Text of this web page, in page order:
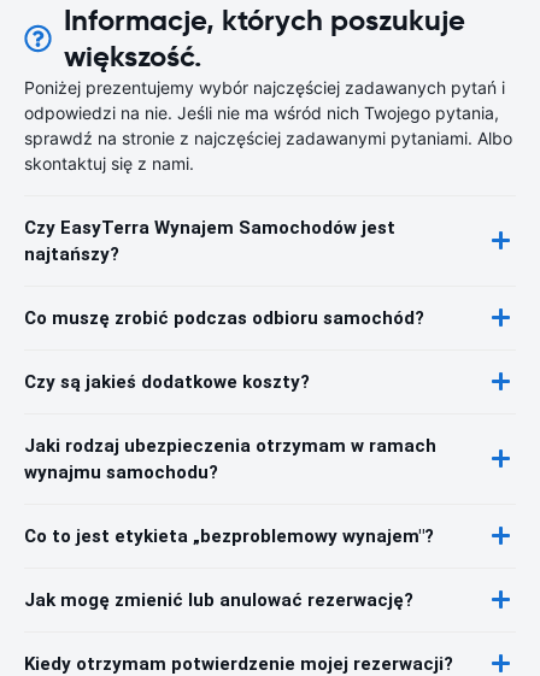
Informacje, których poszukuje
większość.
Poniżej prezentujemy wybór najczęściej zadawanych pytań i
odpowiedzi na nie. Jeśli nie ma wśród nich Twojego pytania,
sprawdź na stronie z najczęściej zadawanymi pytaniami. Albo
skontaktuj się z nami.
Czy EasyTerra Wynajem Samochodów jest
najtańszy?
Co muszę zrobić podczas odbioru samochód?
Czy są jakieś dodatkowe koszty?
Jaki rodzaj ubezpieczenia otrzymam w ramach
wynajmu samochodu?
Co to jest etykieta „bezproblemowy wynajem"?
Jak mogę zmienić lub anulować rezerwację?
Kiedy otrzymam potwierdzenie mojej rezerwacji?